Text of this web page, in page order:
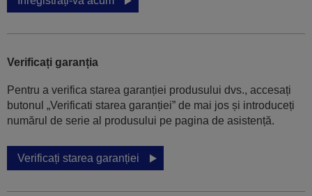
Verificați garanția
Pentru a verifica starea garanției produsului dvs., accesați
butonul „Verificati starea garanției” de mai jos și introduceți
numărul de serie al produsului pe pagina de asistență.
Verificați starea garanției